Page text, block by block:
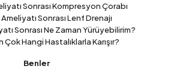
Sonrası Kompresyon Çorabı
Sonrası Lenf Drenajı
Sonrası Ne Zaman Yürüyebilirim?
Hangi Hastalıklarla Karışır?
Benler